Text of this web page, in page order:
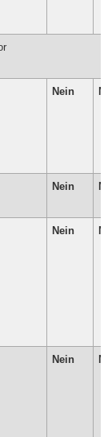
Nein
Nein
Nein
Nein